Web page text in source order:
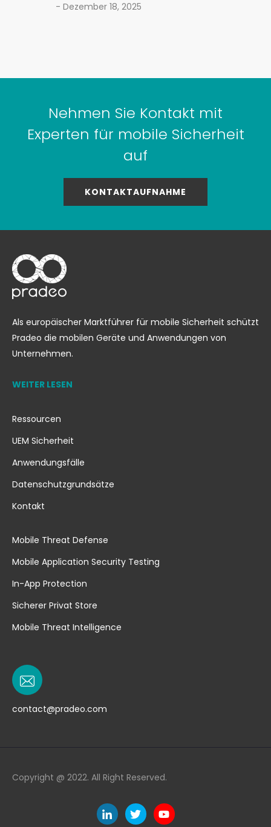
- Dezember 18, 2025
Nehmen Sie Kontakt mit
Experten für mobile Sicherheit
auf
KONTAKTAUFNAHME
Als europäischer Marktführer für mobile Sicherheit schützt
Pradeo die mobilen Geräte und Anwendungen von
Unternehmen.
WEITER LESEN
Ressourcen
UEM Sicherheit
Anwendungsfälle
Datenschutzgrundsätze
Kontakt
Mobile Threat Defense
Mobile Application Security Testing
In-App Protection
Sicherer Privat Store
Mobile Threat Intelligence
contact@pradeo.com
Copyright @ 2022. All Right Reserved.